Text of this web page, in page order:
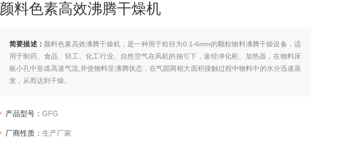
颜料色素高效沸腾干燥机
简要描述： 颜料色素高效沸腾干燥机，是一种用于粒径为0.1-6mm的颗粒物料沸腾干燥设备，适
用于制药、食品、轻工、化工行业。自然空气在风机的抽引下，途经净化柜、加热器，在物料床
板小孔中形成高速气流,并使物料呈沸腾状态，在气固两相大面积接触过程中物料中的水分迅速蒸
发，从而达到干燥。
产品型号： GFG
厂商性质： 生产厂家